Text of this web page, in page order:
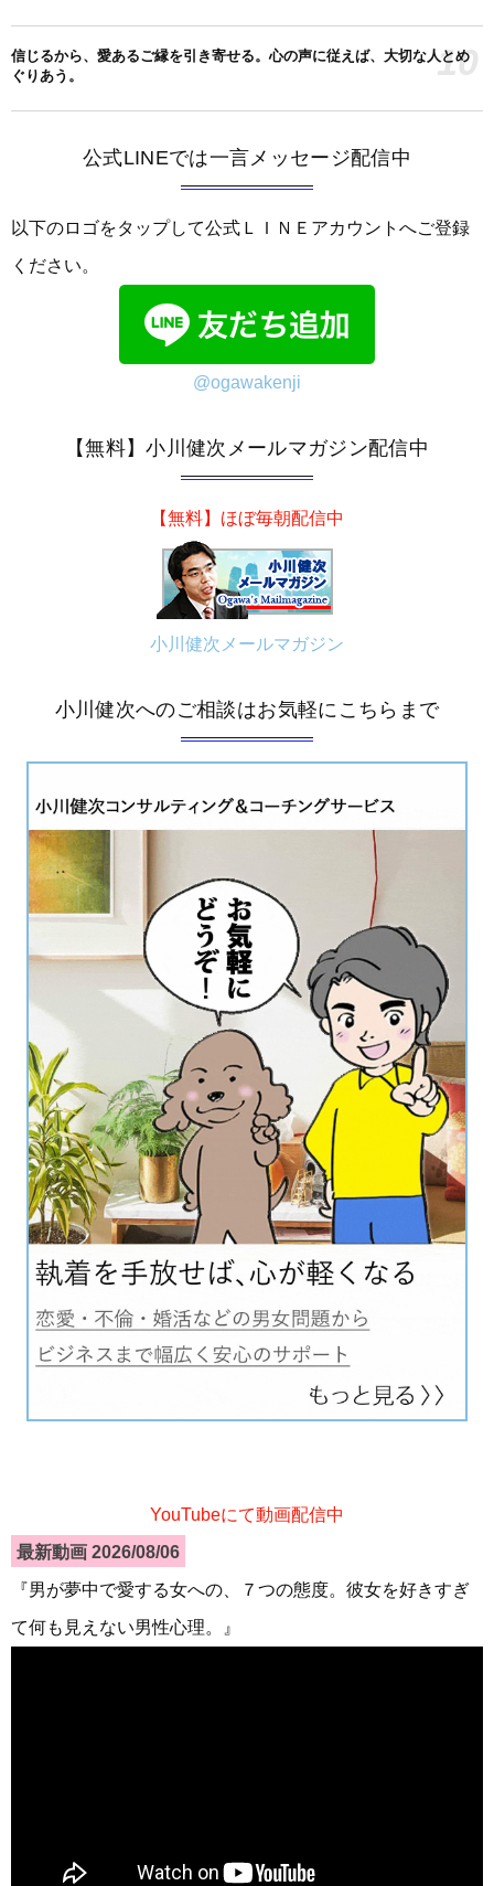
信じるから、愛あるご縁を引き寄せる。心の声に従えば、大切な人とめ
ぐりあう。
10
公式LINEでは一言メッセージ配信中
以下のロゴをタップして公式ＬＩＮＥアカウントへご登録
ください。
@ogawakenji
【無料】小川健次メールマガジン配信中
【無料】ほぼ毎朝配信中
小川健次メールマガジン
小川健次へのご相談はお気軽にこちらまで
YouTubeにて動画配信中
最新動画 2026/08/06
『男が夢中で愛する女への、７つの態度。彼女を好きすぎ
て何も見えない男性心理。』